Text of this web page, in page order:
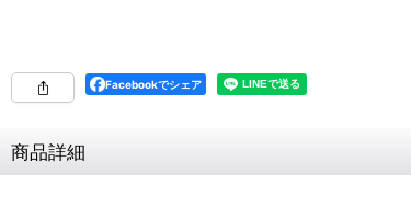
Facebookでシェア
商品詳細